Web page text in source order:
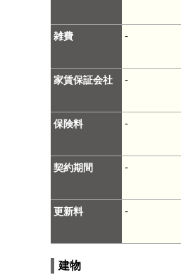
雑費 -
家賃保証会社 -
保険料 -
契約期間 -
更新料 -
建物